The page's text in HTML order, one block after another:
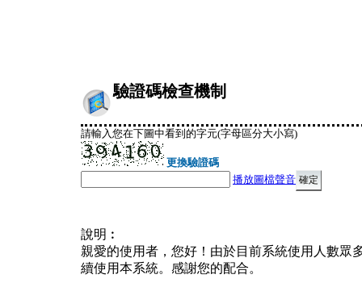
驗證碼檢查機制
請輸入您在下圖中看到的字元(字母區分大小寫)
更換驗證碼
播放圖檔聲音
說明︰
親愛的使用者，您好！由於目前系統使用人數眾
續使用本系統。感謝您的配合。